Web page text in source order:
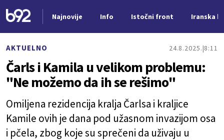
Najnovije Info Istočni front Iranska
AKTUELNO 24.8.2025. 8:11
Čarls i Kamila u velikom problemu:
"Ne možemo da ih se rešimo"
Omiljena rezidencija kralja Čarlsa i kraljice
Kamile ovih je dana pod užasnom invazijom osa
i pčela, zbog koje su sprečeni da uživaju u